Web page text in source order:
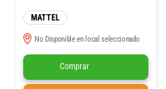
MATTEL
No Disponible en local seleccionado
Comprar